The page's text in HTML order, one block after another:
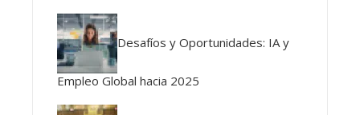
Desafíos y Oportunidades: IA y
Empleo Global hacia 2025